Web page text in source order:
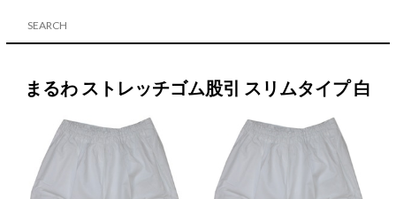
まるわ ストレッチゴム股引 スリムタイプ 白